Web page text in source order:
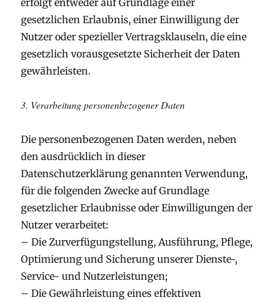
gesetzlichen Erlaubnis, einer Einwilligung der
Nutzer oder spezieller Vertragsklauseln, die eine
gesetzlich vorausgesetzte Sicherheit der Daten
gewährleisten.
3. Verarbeitung personenbezogener Daten
Die personenbezogenen Daten werden, neben
den ausdrücklich in dieser
Datenschutzerklärung genannten Verwendung,
für die folgenden Zwecke auf Grundlage
gesetzlicher Erlaubnisse oder Einwilligungen der
Nutzer verarbeitet:
– Die Zurverfügungstellung, Ausführung, Pflege,
Optimierung und Sicherung unserer Dienste-,
Service- und Nutzerleistungen;
– Die Gewährleistung eines effektiven